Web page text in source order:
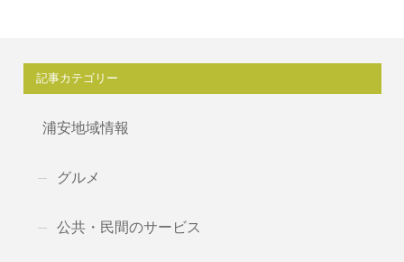
記事カテゴリー
浦安地域情報
グルメ
公共・民間のサービス